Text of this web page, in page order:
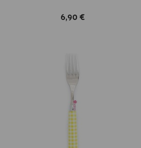
6,90 €